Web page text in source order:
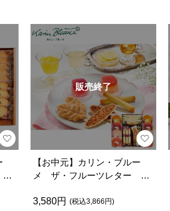
販売終了
【お中元】カリン・ブルー
メ ザ・フルーツレター Ｆ
3,580円 (税込3,866円)